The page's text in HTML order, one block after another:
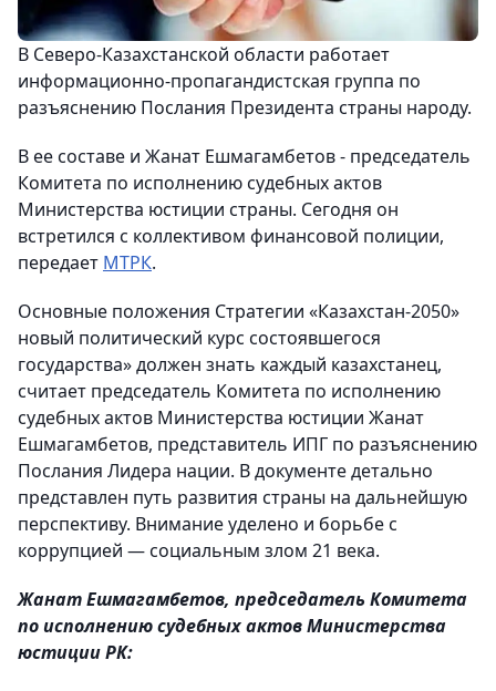
В Северо-Казахстанской области работает
информационно-пропагандистская группа по
разъяснению Послания Президента страны народу.
В ее составе и Жанат Ешмагамбетов - председатель
Комитета по исполнению судебных актов
Министерства юстиции страны. Сегодня он
встретился с коллективом финансовой полиции,
передает МТРК.
Основные положения Стратегии «Казахстан-2050»
новый политический курс состоявшегося
государства» должен знать каждый казахстанец,
считает председатель Комитета по исполнению
судебных актов Министерства юстиции Жанат
Ешмагамбетов, представитель ИПГ по разъяснению
Послания Лидера нации. В документе детально
представлен путь развития страны на дальнейшую
перспективу. Внимание уделено и борьбе с
коррупцией — социальным злом 21 века.
Жанат Ешмагамбетов, председатель Комитета
по исполнению судебных актов Министерства
юстиции РК: